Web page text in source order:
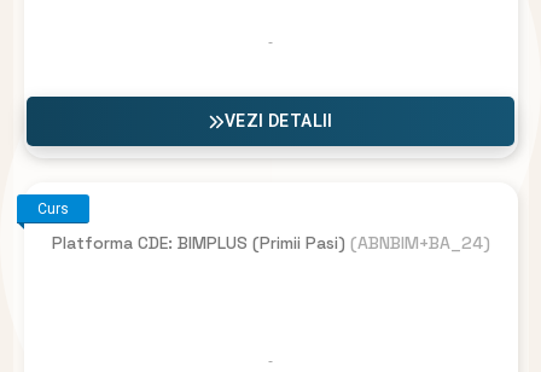
VEZI DETALII
Curs
Platforma CDE: BIMPLUS (Primii Pasi) (ABNBIM+BA_24)